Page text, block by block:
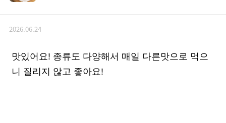
2026.06.24
맛있어요! 종류도 다양해서 매일 다른맛으로 먹으
니 질리지 않고 좋아요!